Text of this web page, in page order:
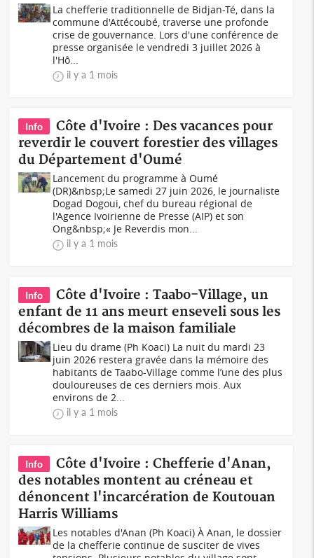
La chefferie traditionnelle de Bidjan-Té, dans la
commune d'Attécoubé, traverse une profonde
crise de gouvernance. Lors d'une conférence de
presse organisée le vendredi 3 juillet 2026 à
l'Hô...
il y a 1 mois
Info
Côte d'Ivoire : Des vacances pour
reverdir le couvert forestier des villages
du Département d'Oumé
Lancement du programme à Oumé
(DR)&nbsp;Le samedi 27 juin 2026, le journaliste
Dogad Dogoui, chef du bureau régional de
l'Agence Ivoirienne de Presse (AIP) et son
Ong&nbsp;« Je Reverdis mon...
il y a 1 mois
Info
Côte d'Ivoire : Taabo-Village, un
enfant de 11 ans meurt enseveli sous les
décombres de la maison familiale
Lieu du drame (Ph Koaci) La nuit du mardi 23
juin 2026 restera gravée dans la mémoire des
habitants de Taabo-Village comme l’une des plus
douloureuses de ces derniers mois. Aux
environs de 2...
il y a 1 mois
Info
Côte d'Ivoire : Chefferie d'Anan,
des notables montent au créneau et
dénoncent l'incarcération de Koutouan
Harris Williams
Les notables d'Anan (Ph Koaci) À Anan, le dossier
de la chefferie continue de susciter de vives